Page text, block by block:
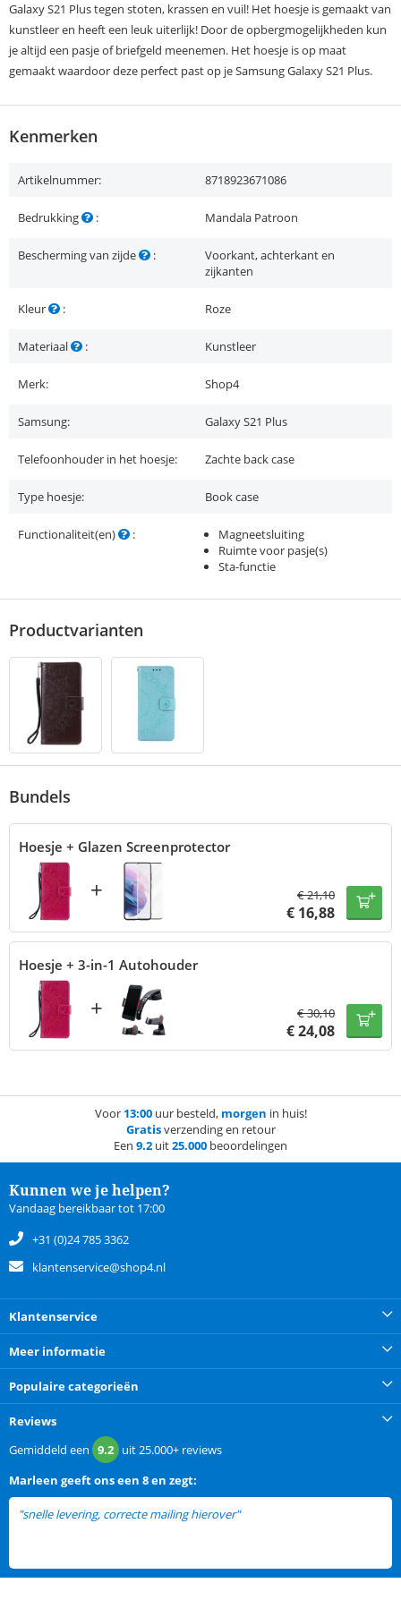
Galaxy S21 Plus tegen stoten, krassen en vuil! Het hoesje is gemaakt van
kunstleer en heeft een leuk uiterlijk! Door de opbergmogelijkheden kun
je altijd een pasje of briefgeld meenemen. Het hoesje is op maat
gemaakt waardoor deze perfect past op je Samsung Galaxy S21 Plus.
Kenmerken
Artikelnummer: 8718923671086
Bedrukking : Mandala Patroon
Bescherming van zijde :
Voorkant, achterkant en
zijkanten
Kleur : Roze
Materiaal : Kunstleer
Merk: Shop4
Samsung: Galaxy S21 Plus
Telefoonhouder in het hoesje: Zachte back case
Type hoesje: Book case
Functionaliteit(en) :
Magneetsluiting
Ruimte voor pasje(s)
Sta-functie
Productvarianten
Bundels
Hoesje + Glazen Screenprotector
+ €21,10
€ 16,88
Hoesje + 3-in-1 Autohouder
+ €30,10
€24,08
Voor 13:00uur besteld, morgen in huis!
Gratisverzending en retour
Een 9.2 uit25.000 beoordelingen
Kunnen we je helpen?
Vandaag bereikbaar tot 17:00
+31 (0)24 785 3362
klantenservice@shop4.nl
Klantenservice
Meer informatie
Populaire categorieën
Reviews
Gemiddeld een 9.2 uit25.000+ reviews
Marleen geeft ons een 8 en zegt:
"snelle levering, correcte mailing hierover"